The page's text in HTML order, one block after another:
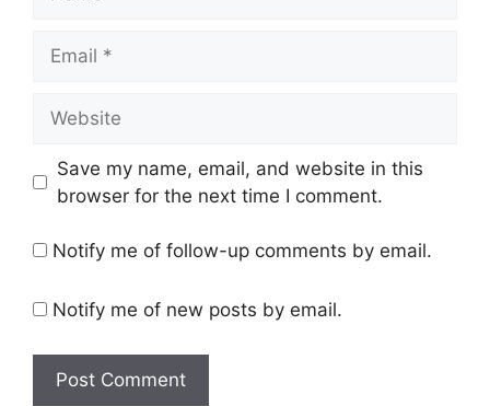
Save my name, email, and website in this
browser for the next time I comment.
Notify me of follow-up comments by email.
Notify me of new posts by email.